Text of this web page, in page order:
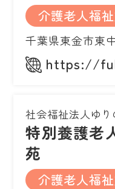
介護老人福
千葉県東金市東
https://
社会福祉法人ゆり
特別養護老
苑
介護老人福